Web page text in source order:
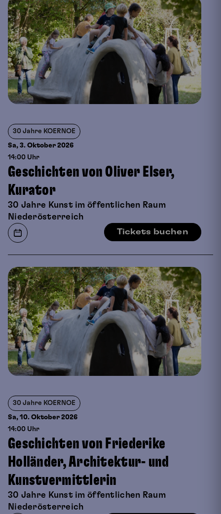
30 Jahre KOERNOE
Sa, 3. Oktober 2026
14:00 Uhr
Geschichten von Oliver Elser,
Kurator
30 Jahre Kunst im öffentlichen Raum
Niederösterreich
Tickets buchen
30 Jahre KOERNOE
Sa, 10. Oktober 2026
14:00 Uhr
Geschichten von Friederike
Holländer, Architektur- und
Kunstvermittlerin
30 Jahre Kunst im öffentlichen Raum
Niederösterreich